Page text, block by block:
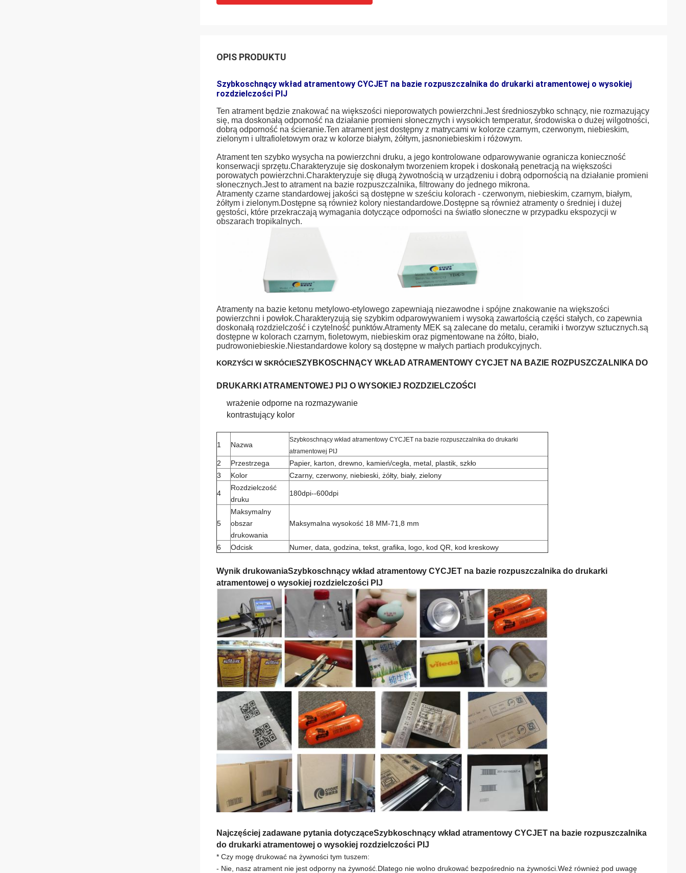
OPIS PRODUKTU
Szybkoschnący wkład atramentowy CYCJET na bazie rozpuszczalnika do drukarki atramentowej o wysokiej
rozdzielczości PIJ
Ten atrament będzie znakować na większości nieporowatych powierzchni.Jest średnioszybko schnący, nie rozmazujący
się, ma doskonałą odporność na działanie promieni słonecznych i wysokich temperatur, środowiska o dużej wilgotności,
dobrą odporność na ścieranie.Ten atrament jest dostępny z matrycami w kolorze czarnym, czerwonym, niebieskim,
zielonym i ultrafioletowym oraz w kolorze białym, żółtym, jasnoniebieskim i różowym.
Atrament ten szybko wysycha na powierzchni druku, a jego kontrolowane odparowywanie ogranicza konieczność
konserwacji sprzętu.Charakteryzuje się doskonałym tworzeniem kropek i doskonałą penetracją na większości
porowatych powierzchni.Charakteryzuje się długą żywotnością w urządzeniu i dobrą odpornością na działanie promieni
słonecznych.Jest to atrament na bazie rozpuszczalnika, filtrowany do jednego mikrona.
Atramenty czarne standardowej jakości są dostępne w sześciu kolorach - czerwonym, niebieskim, czarnym, białym,
żółtym i zielonym.Dostępne są również kolory niestandardowe.Dostępne są również atramenty o średniej i dużej
gęstości, które przekraczają wymagania dotyczące odporności na światło słoneczne w przypadku ekspozycji w
obszarach tropikalnych.
Atramenty na bazie ketonu metylowo-etylowego zapewniają niezawodne i spójne znakowanie na większości
powierzchni i powłok.Charakteryzują się szybkim odparowywaniem i wysoką zawartością części stałych, co zapewnia
doskonałą rozdzielczość i czytelność punktów.Atramenty MEK są zalecane do metalu, ceramiki i tworzyw sztucznych.są
dostępne w kolorach czarnym, fioletowym, niebieskim oraz pigmentowane na żółto, biało,
pudrowoniebieskie.Niestandardowe kolory są dostępne w małych partiach produkcyjnych.
KORZYŚCI W SKRÓCIESZYBKOSCHNĄCY WKŁAD ATRAMENTOWY CYCJET NA BAZIE ROZPUSZCZALNIKA DO
DRUKARKI ATRAMENTOWEJ PIJ O WYSOKIEJ ROZDZIELCZOŚCI
wrażenie odporne na rozmazywanie
kontrastujący kolor
1 Nazwa
Szybkoschnący wkład atramentowy CYCJET na bazie rozpuszczalnika do drukarki
atramentowej PIJ
2 Przestrzega
Papier, karton, drewno, kamień/cegła, metal, plastik, szkło
3
Kolor Czarny, czerwony, niebieski, żółty, biały, zielony
4
Rozdzielczość
druku
180dpi--600dpi
5
Maksymalny
obszar
drukowania
Maksymalna wysokość 18 MM-71,8 mm
6 Odcisk Numer, data, godzina, tekst, grafika, logo, kod QR, kod kreskowy
Wynik drukowaniaSzybkoschnący wkład atramentowy CYCJET na bazie rozpuszczalnika do drukarki
atramentowej o wysokiej rozdzielczości PIJ
Najczęściej zadawane pytania dotycząceSzybkoschnący wkład atramentowy CYCJET na bazie rozpuszczalnika
do drukarki atramentowej o wysokiej rozdzielczości PIJ
* Czy mogę drukować na żywności tym tuszem:
- Nie, nasz atrament nie jest odporny na żywność.Dlatego nie wolno drukować bezpośrednio na żywności.Weź również pod uwagę